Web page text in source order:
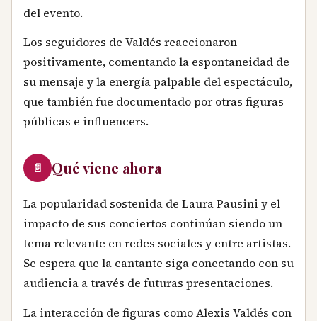
del evento.
Los seguidores de Valdés reaccionaron
positivamente, comentando la espontaneidad de
su mensaje y la energía palpable del espectáculo,
que también fue documentado por otras figuras
públicas e influencers.
📄 Qué viene ahora
La popularidad sostenida de Laura Pausini y el
impacto de sus conciertos continúan siendo un
tema relevante en redes sociales y entre artistas.
Se espera que la cantante siga conectando con su
audiencia a través de futuras presentaciones.
La interacción de figuras como Alexis Valdés con